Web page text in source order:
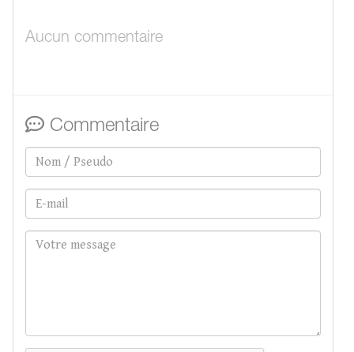
Aucun commentaire
Commentaire